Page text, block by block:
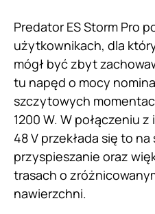
Predator ES Storm Pro
użytkownikach, dla
mógł być zbyt
tu napęd o mocy
szczytowych
1200 W. W połączeniu
48 V przekłada się to
przyspieszanie oraz
trasach o
nawierzchni.